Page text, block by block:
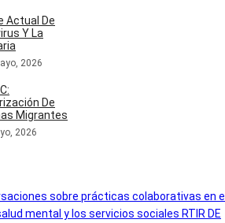
Actual De
Y La
2026
De
Migrantes
2026
sobre prácticas colaborativas en
mental y los servicios sociales RTIR DE